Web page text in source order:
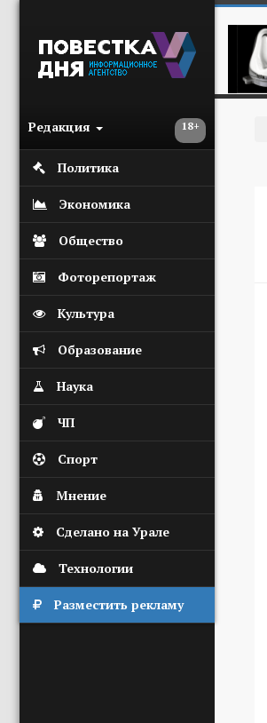
18+
Редакция
Политика
Экономика
Общество
Фоторепортаж
Культура
Образование
Наука
ЧП
Спорт
Мнение
Сделано на Урале
Технологии
Разместить рекламу